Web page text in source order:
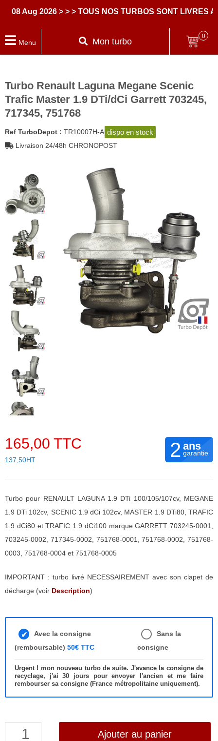
2026 > > > TOUS NOS TURBOS SONT LIVRES AVEC
Menu Mon turbo
0
Turbo Renault Laguna Megane Scenic
Trafic Master 1.9 DTi/dCi Garrett 703245,
717345, 751768
Ref TurboDepot : TR10007H-A dispo en stock
Livraison 24/48h CHRONOPOST
165,00 TTC
137,50HT 2 ans
garantie
Turbo pour RENAULT LAGUNA 1.9 DTi 100/105/107cv, MEGANE
1.9 DTi 102cv, SCENIC 1.9 dCi 102cv, MASTER 1.9 DTi80, TRAFIC
1.9 dCi80 et TRAFIC 1.9 dCi100 marque GARRETT 703245-0001,
703245-0002, 717345-0002, 751768-0001, 751768-0002, 751768-
0003, 751768-0004 et 751768-0005
IMPORTANT : turbo livré NECESSAIREMENT avec son clapet de
décharge (voir Description)
Avec la consigne
(remboursable) 50€ TTC
Sans la
consigne
Urgent ! mon nouveau turbo de suite. J'avance la consigne de
recyclage, j'ai 30 jours pour envoyer l'ancien et me faire
rembourser sa consigne (France métropolitaine uniquement).
quantité
Ajouter au panier